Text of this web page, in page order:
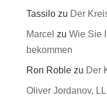
Tassilozu Der
Marcel zu Wie Sie
bekommen
Ron Roblezu Der
Oliver Jordanov,